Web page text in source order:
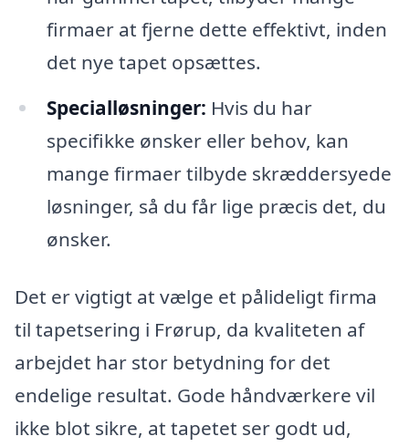
firmaer at fjerne dette effektivt, inden
det nye tapet opsættes.
Specialløsninger: Hvis du har
specifikke ønsker eller behov, kan
mange firmaer tilbyde skræddersyede
løsninger, så du får lige præcis det, du
ønsker.
Det er vigtigt at vælge et pålideligt firma
til tapetsering i Frørup, da kvaliteten af
arbejdet har stor betydning for det
endelige resultat. Gode håndværkere vil
ikke blot sikre, at tapetet ser godt ud,